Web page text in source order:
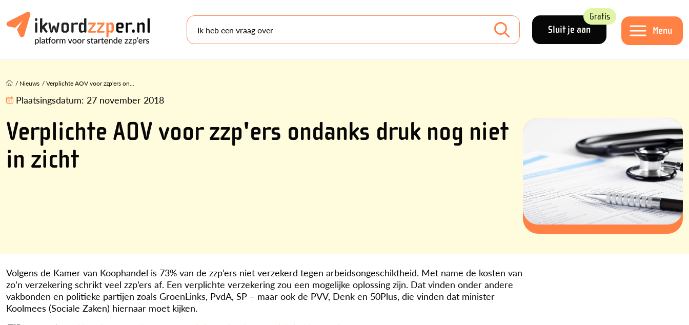
Sluit je aan
Gratis
Menu
Ik heb een vraag over
/ Nieuws /Verplichte AOV voor zzp'ers on...
Plaatsingsdatum: 27 november 2018
Verplichte AOV voor zzp'ers ondanks druk nog niet
in zicht
Volgens de Kamer van Koophandel is 73% van de zzp’ers niet verzekerd tegen arbeidsongeschiktheid. Met name de kosten van
zo’n verzekering schrikt veel zzp’ers af. Een verplichte verzekering zou een mogelijke oplossing zijn. Dat vinden onder andere
vakbonden en politieke partijen zoals GroenLinks, PvdA, SP – maar ook de PVV, Denk en 50Plus, die vinden dat minister
Koolmees (Sociale Zaken) hiernaar moet kijken.